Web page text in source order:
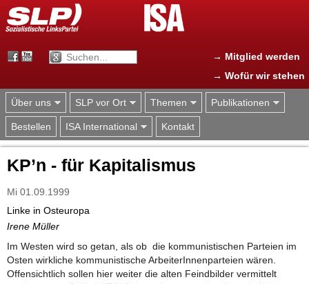
Jump to navigation
→ Mitglied werden
→ Wofür wir stehen
Über uns SLP vor Ort Themen Publikationen
Bestellen ISA International Kontakt
KP’n - für Kapitalismus
Mi 01.09.1999
Linke in Osteuropa
Irene Müller
Im Westen wird so getan, als ob die kommunistischen Parteien im
Osten wirkliche kommunistische ArbeiterInnenparteien wären.
Offensichtlich sollen hier weiter die alten Feindbilder vermittelt